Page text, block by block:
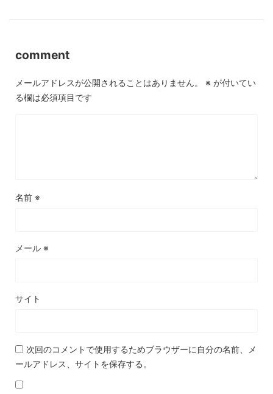
comment
メールアドレスが公開されることはありません。 ※ が付いてい
る欄は必須項目です
名前 ※
メール ※
サイト
次回のコメントで使用するためブラウザーに自分の名前、メ
ールアドレス、サイトを保存する。